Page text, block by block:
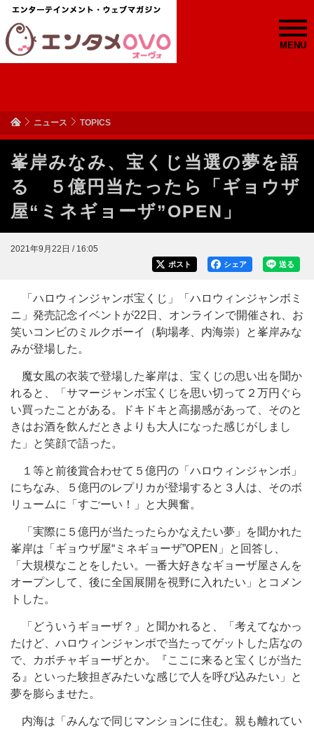
MENU
ニュース TOPICS
峯岸みなみ、宝くじ当選の夢を語
る ５億円当たったら「ギョウザ
屋“ミネギョーザ”OPEN」
2021年9月22日 / 16:05
送る
シェア
ポスト
「ハロウィンジャンボ宝くじ」「ハロウィンジャンボミ
ニ」発売記念イベントが22日、オンラインで開催され、お
笑いコンビのミルクボーイ（駒場孝、内海崇）と峯岸みな
みが登場した。
魔女風の衣装で登場した峯岸は、宝くじの思い出を聞か
れると、「サマージャンボ宝くじを思い切って２万円ぐら
い買ったことがある。ドキドキと高揚感があって、そのと
きはお酒を飲んだときよりも大人になった感じがしまし
た」と笑顔で語った。
１等と前後賞合わせて５億円の「ハロウィンジャンボ」
にちなみ、５億円のレプリカが登場すると３人は、そのボ
リュームに「すごーい！」と大興奮。
「実際に５億円が当たったらかなえたい夢」を聞かれた
峯岸は「ギョウザ屋“ミネギョーザ”OPEN」と回答し、
「大規模なことをしたい。一番大好きなギョーザ屋さんを
オープンして、後に全国展開を視野に入れたい」とコメン
トした。
「どういうギョーザ？」と聞かれると、「考えてなかっ
たけど、ハロウィンジャンボで当たってゲットした店なの
で、カボチャギョーザとか。『ここに来ると宝くじが当た
る』といった験担ぎみたいな感じで人を呼び込みたい」と
夢を膨らませた。
内海は「みんなで同じマンションに住む。親も離れてい